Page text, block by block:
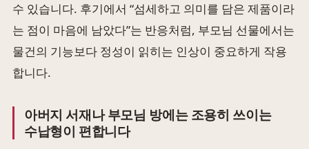
수 있습니다. 후기에서 “섬세하고 의미를 담은 제품이라
는 점이 마음에 남았다”는 반응처럼, 부모님 선물에서는
물건의 기능보다 정성이 읽히는 인상이 중요하게 작용
합니다.
아버지 서재나 부모님 방에는 조용히 쓰이는
수납형이 편합니다